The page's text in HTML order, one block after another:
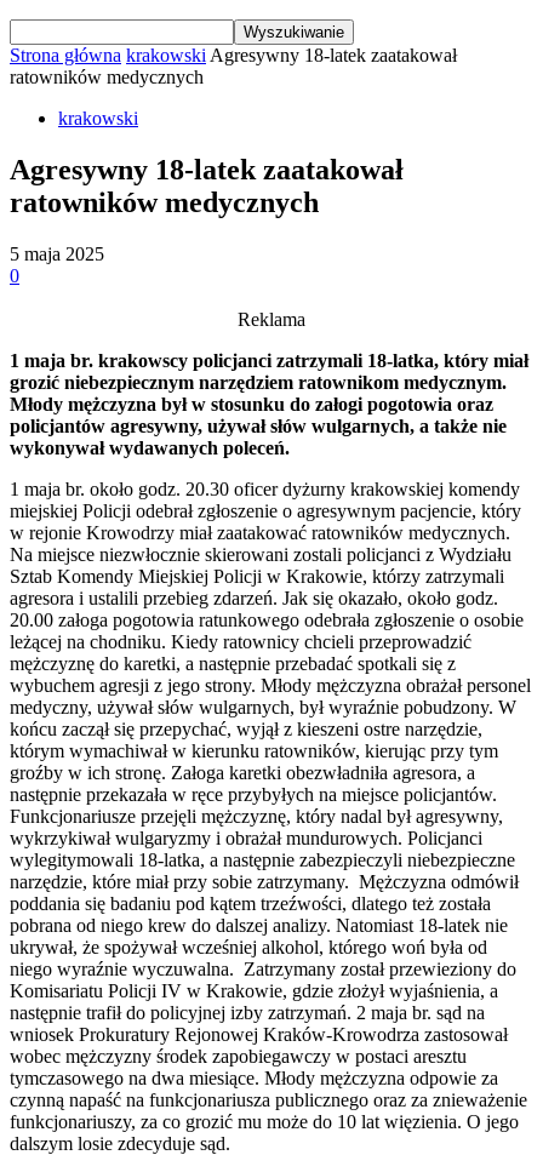
Strona główna krakowski Agresywny 18-latek zaatakował
ratowników medycznych
krakowski
Agresywny 18-latek zaatakował
ratowników medycznych
5 maja 2025
0
Reklama
1 maja br. krakowscy policjanci zatrzymali 18-latka, który miał
grozić niebezpiecznym narzędziem ratownikom medycznym.
Młody mężczyzna był w stosunku do załogi pogotowia oraz
policjantów agresywny, używał słów wulgarnych, a także nie
wykonywał wydawanych poleceń.
1 maja br. około godz. 20.30 oficer dyżurny krakowskiej komendy
miejskiej Policji odebrał zgłoszenie o agresywnym pacjencie, który
w rejonie Krowodrzy miał zaatakować ratowników medycznych.
Na miejsce niezwłocznie skierowani zostali policjanci z Wydziału
Sztab Komendy Miejskiej Policji w Krakowie, którzy zatrzymali
agresora i ustalili przebieg zdarzeń. Jak się okazało, około godz.
20.00 załoga pogotowia ratunkowego odebrała zgłoszenie o osobie
leżącej na chodniku. Kiedy ratownicy chcieli przeprowadzić
mężczyznę do karetki, a następnie przebadać spotkali się z
wybuchem agresji z jego strony. Młody mężczyzna obrażał personel
medyczny, używał słów wulgarnych, był wyraźnie pobudzony. W
końcu zaczął się przepychać, wyjął z kieszeni ostre narzędzie,
którym wymachiwał w kierunku ratowników, kierując przy tym
groźby w ich stronę. Załoga karetki obezwładniła agresora, a
następnie przekazała w ręce przybyłych na miejsce policjantów.
Funkcjonariusze przejęli mężczyznę, który nadal był agresywny,
wykrzykiwał wulgaryzmy i obrażał mundurowych. Policjanci
wylegitymowali 18-latka, a następnie zabezpieczyli niebezpieczne
narzędzie, które miał przy sobie zatrzymany. Mężczyzna odmówił
poddania się badaniu pod kątem trzeźwości, dlatego też została
pobrana od niego krew do dalszej analizy. Natomiast 18-latek nie
ukrywał, że spożywał wcześniej alkohol, którego woń była od
niego wyraźnie wyczuwalna. Zatrzymany został przewieziony do
Komisariatu Policji IV w Krakowie, gdzie złożył wyjaśnienia, a
następnie trafił do policyjnej izby zatrzymań. 2 maja br. sąd na
wniosek Prokuratury Rejonowej Kraków-Krowodrza zastosował
wobec mężczyzny środek zapobiegawczy w postaci aresztu
tymczasowego na dwa miesiące. Młody mężczyzna odpowie za
czynną napaść na funkcjonariusza publicznego oraz za znieważenie
funkcjonariuszy, za co grozić mu może do 10 lat więzienia. O jego
dalszym losie zdecyduje sąd.